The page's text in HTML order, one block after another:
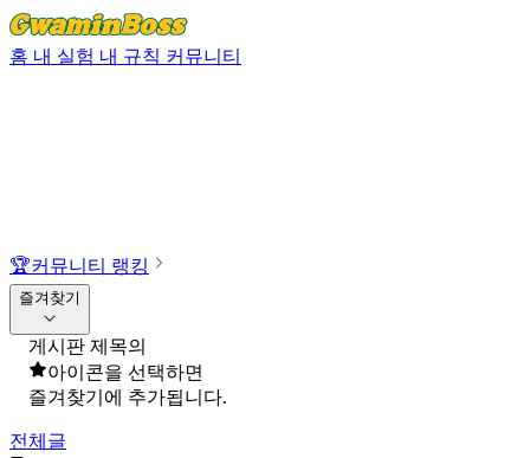
홈 내 실험 내 규칙 커뮤니티
🏆커뮤니티 랭킹
즐겨찾기
게시판 제목의
아이콘을 선택하면
즐겨찾기에 추가됩니다.
전체글